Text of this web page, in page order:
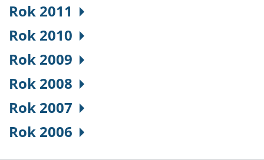
Rok 2011
Rok 2010
Rok 2009
Rok 2008
Rok 2007
Rok 2006